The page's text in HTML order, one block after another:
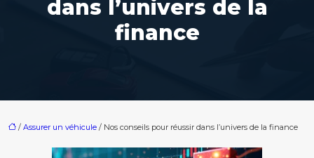
dans l’univers de la
finance
/ Assurer un véhicule / Nos conseils pour réussir dans l’univers de la finance